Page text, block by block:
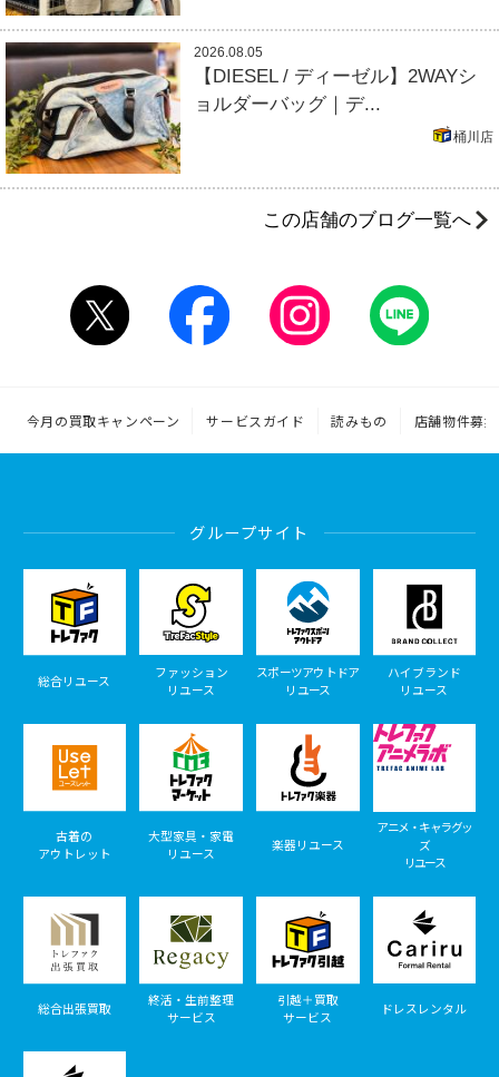
2026.08.05
【DIESEL / ディーゼル】2WAYシ
ョルダーバッグ｜デ...
桶川店
この店舗のブログ一覧へ
今月の買取キャンペーン サービスガイド 読みもの 店舗物件募集
グループサイト
総合リユース
ファッション
リユース
スポーツアウトドア
リユース
ハイブランド
リユース
古着の
アウトレット
大型家具・家電
リユース
楽器リユース
アニメ・キャラグッ
ズ
リユース
総合出張買取
終活・生前整理
サービス
引越＋買取
サービス
ドレスレンタル